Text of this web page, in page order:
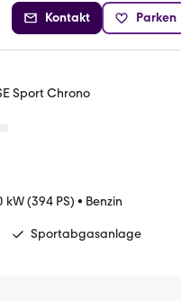
Kontakt Parken
Sport Chrono
kW (394 PS) • Benzin
Sportabgasanlage